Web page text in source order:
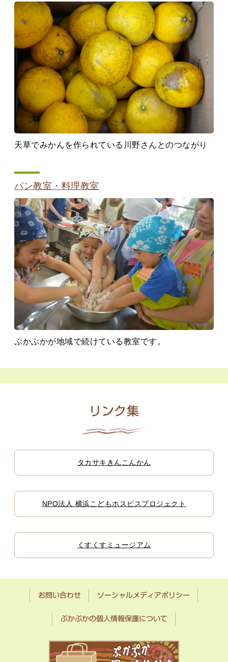
天草でみかんを作られている川野さんとのつながり
パン教室・料理教室
ぷかぷかが地域で続けている教室です。
リンク集
タカサキきんこんかん
NPO法人 横浜こどもホスピスプロジェクト
くすくすミュージアム
お問い合わせ ソーシャルメディアポリシー
ぷかぷかの個人情報保護について